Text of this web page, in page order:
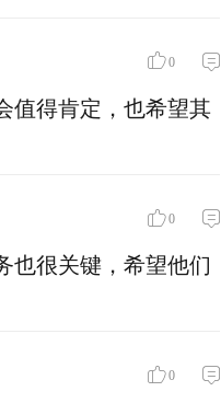
0
值得肯定，也希望其
0
也很关键，希望他们
0